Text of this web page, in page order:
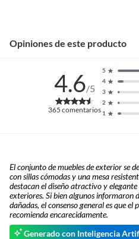
Opiniones de este producto
4.6/5
365 comentarios 1
2
3
4
5
El conjunto de muebles de exterior se
con sillas cómodas y una mesa
destacan el diseño atractivo y
exteriores. Si bien algunos informaron
dañadas, el consenso general es que
recomienda encarecidamente.
Generado con Inteligencia